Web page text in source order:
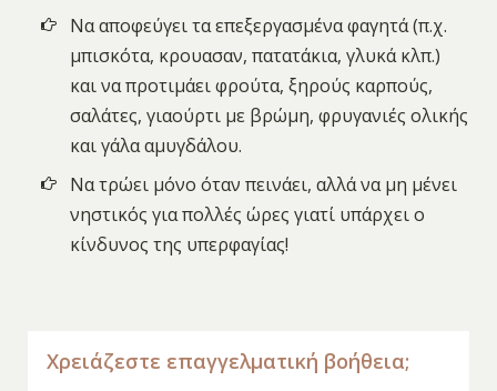
Να αποφεύγει τα επεξεργασμένα φαγητά (π.χ.
μπισκότα, κρουασαν, πατατάκια, γλυκά κλπ.)
και να προτιμάει φρούτα, ξηρούς καρπούς,
σαλάτες, γιαούρτι με βρώμη, φρυγανιές ολικής
και γάλα αμυγδάλου.
Να τρώει μόνο όταν πεινάει, αλλά να μη μένει
νηστικός για πολλές ώρες γιατί υπάρχει ο
κίνδυνος της υπερφαγίας!
Χρειάζεστε επαγγελματική βοήθεια;